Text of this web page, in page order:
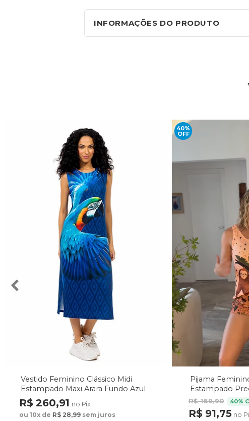
INFORMAÇÕES DO PRODUTO
Vestido Feminino Clássico Midi
Estampado Maxi Arara Fundo Azul
R$ 260,91 no Pix
ou 10x de R$ 28,99 sem juros
40%
OFF
Pijama
Estampado
Fundo Marrom
R$ 169,90 40%
R$ 91,75 no